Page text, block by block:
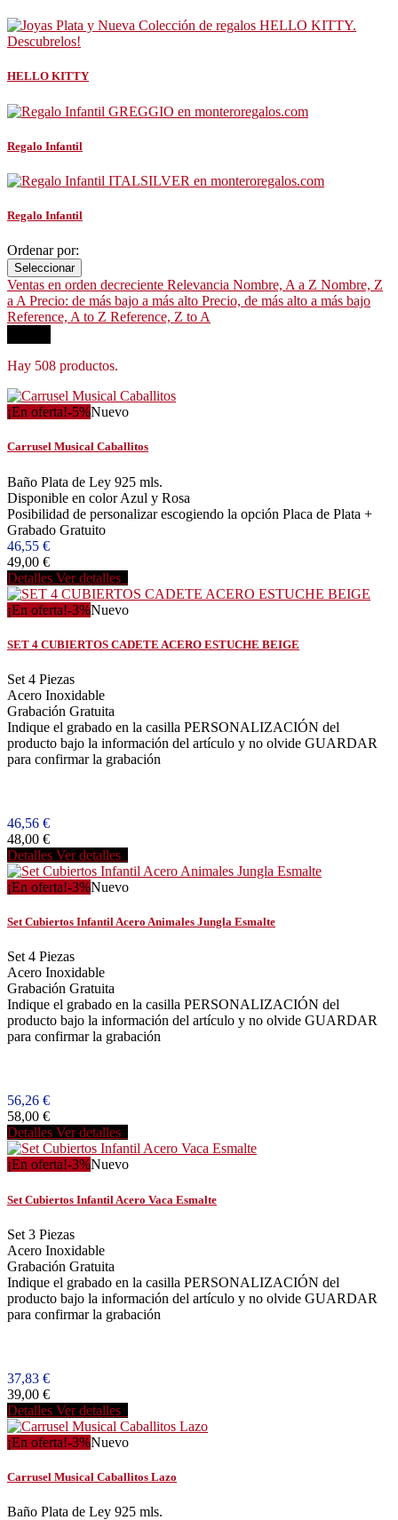
HELLO KITTY
Regalo Infantil
Regalo Infantil
Ordenar por:
Seleccionar
Ventas en orden decreciente Relevancia Nombre, A a Z Nombre, Z
a A Precio: de más bajo a más alto Precio, de más alto a más bajo
Reference, A to Z Reference, Z to A
Hay 508 productos.
¡En oferta!-5%Nuevo
Carrusel Musical Caballitos
Baño Plata de Ley 925 mls.
Disponible en color Azul y Rosa
Posibilidad de personalizar escogiendo la opción Placa de Plata +
Grabado Gratuito
46,55 €
49,00 €
Detalles Ver detalles
¡En oferta!-3%Nuevo
SET 4 CUBIERTOS CADETE ACERO ESTUCHE BEIGE
Set 4 Piezas
Acero Inoxidable
Grabación Gratuita
Indique el grabado en la casilla PERSONALIZACIÓN del
producto bajo la información del artículo y no olvide GUARDAR
para confirmar la grabación
46,56 €
48,00 €
Detalles Ver detalles
¡En oferta!-3%Nuevo
Set Cubiertos Infantil Acero Animales Jungla Esmalte
Set 4 Piezas
Acero Inoxidable
Grabación Gratuita
Indique el grabado en la casilla PERSONALIZACIÓN del
producto bajo la información del artículo y no olvide GUARDAR
para confirmar la grabación
56,26 €
58,00 €
Detalles Ver detalles
¡En oferta!-3%Nuevo
Set Cubiertos Infantil Acero Vaca Esmalte
Set 3 Piezas
Acero Inoxidable
Grabación Gratuita
Indique el grabado en la casilla PERSONALIZACIÓN del
producto bajo la información del artículo y no olvide GUARDAR
para confirmar la grabación
37,83 €
39,00 €
Detalles Ver detalles
¡En oferta!-3%Nuevo
Carrusel Musical Caballitos Lazo
Baño Plata de Ley 925 mls.